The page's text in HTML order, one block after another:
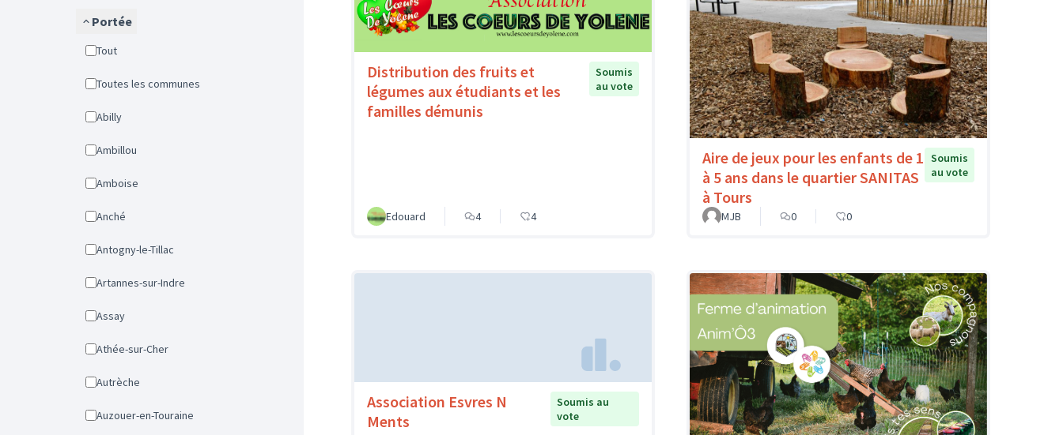
Portée
Tout
Toutes les communes
Abilly
Ambillou
Amboise
Anché
Antogny-le-Tillac
Artannes-sur-Indre
Assay
Athée-sur-Cher
Autrèche
Auzouer-en-Touraine
Distribution des fruits et
légumes aux étudiants et les
familles démunis
Soumis
au vote
Edouard 4 4
Aire de jeux pour les enfants de 1
à 5 ans dans le quartier SANITAS
à Tours
Soumis
au vote
MJB 0 0
Association Esvres N
Ments
Soumis au
vote